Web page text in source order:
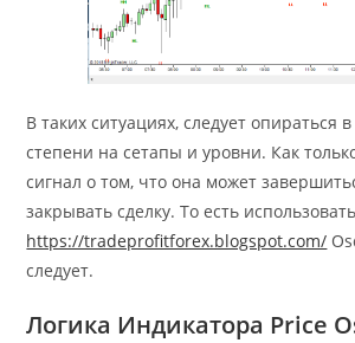
В таких ситуациях, следует опираться
степени на сетапы и уровни. Как
сигнал о том, что она может
закрывать сделку. То есть
https://tradeprofitforex.blogspot.com/
следует.
Логика Индикатора Price